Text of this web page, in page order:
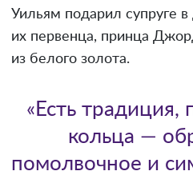
Уильям подарил супруге
их первенца, принца
из белого золота.
«Есть традиция,
кольца —
помолвочное и